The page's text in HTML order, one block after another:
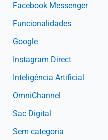
Facebook Messenger
Funcionalidades
Google
Instagram Direct
Inteligência Artificial
OmniChannel
Sac Digital
Sem categoria